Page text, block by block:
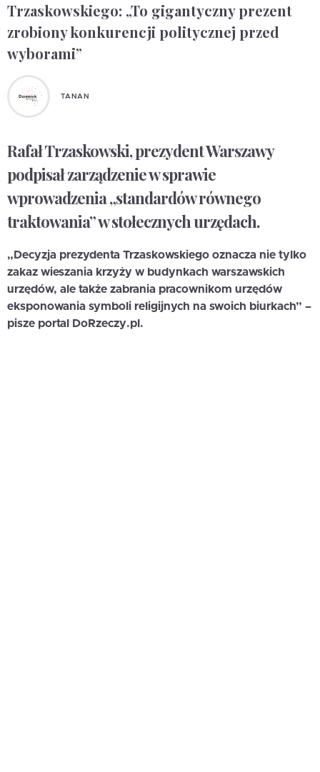
Trzaskowskiego: „To gigantyczny prezent
zrobiony konkurencji politycznej przed
wyborami”
TANAN
Rafał Trzaskowski, prezydent Warszawy
podpisał zarządzenie w sprawie
wprowadzenia „standardów równego
traktowania” w stołecznych urzędach.
„Decyzja prezydenta Trzaskowskiego oznacza nie tylko
zakaz wieszania krzyży w budynkach warszawskich
urzędów, ale także zabrania pracownikom urzędów
eksponowania symboli religijnych na swoich biurkach” –
pisze portal DoRzeczy.pl.